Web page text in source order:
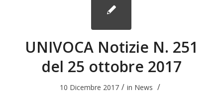
UNIVOCA Notizie N. 251
del 25 ottobre 2017
10 Dicembre 2017 / in News /